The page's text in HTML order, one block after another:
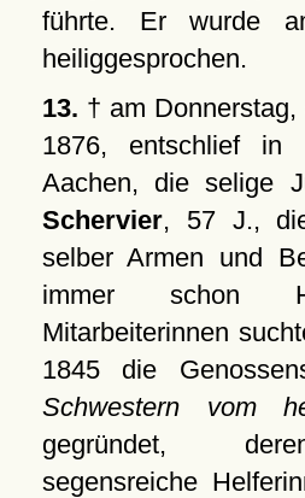
führte. Er wurde
heiliggesprochen.
13. † am
1876, entschlief in
Aachen, die selige
Schervier, 57 J.,
selber Armen und
immer schon
Mitarbeiterinnen
1845 die
Schwestern vom
gegründet,
segensreiche